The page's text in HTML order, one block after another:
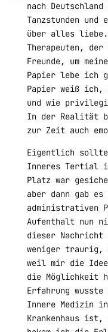
nach
Tanzstunden
über alles liebe.
Therapeuten, der
Freunde, um
Papier lebe ich
Papier weiß
und wie
In der Realität
zur Zeit auch
Eigentlich sollte
Inneres Tertial
Platz war
aber dann gab es
administrativen
Aufenthalt nun
dieser
weniger traurig,
weil mir die
die Möglichkeit
Erfahrung
Innere Medizin
Krankenhaus ist,